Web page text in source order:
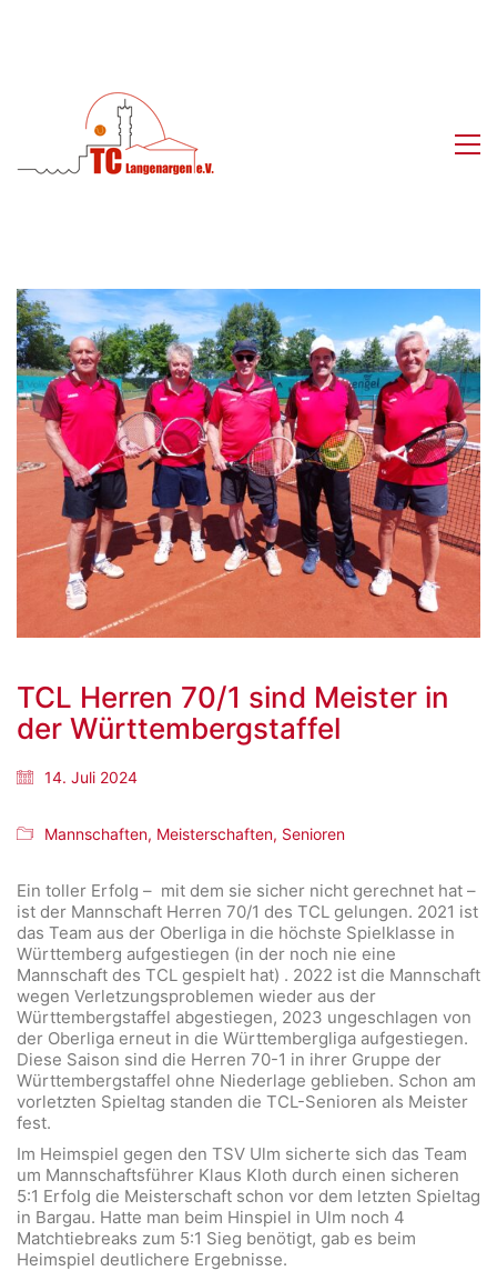
TCL Herren 70/1 sind Meister in
der Württembergstaffel
14. Juli 2024
Mannschaften, Meisterschaften, Senioren
Ein toller Erfolg – mit dem sie sicher nicht gerechnet hat –
ist der Mannschaft Herren 70/1 des TCL gelungen. 2021 ist
das Team aus der Oberliga in die höchste Spielklasse in
Württemberg aufgestiegen (in der noch nie eine
Mannschaft des TCL gespielt hat) . 2022 ist die Mannschaft
wegen Verletzungsproblemen wieder aus der
Württembergstaffel abgestiegen, 2023 ungeschlagen von
der Oberliga erneut in die Württembergliga aufgestiegen.
Diese Saison sind die Herren 70-1 in ihrer Gruppe der
Württembergstaffel ohne Niederlage geblieben. Schon am
vorletzten Spieltag standen die TCL-Senioren als Meister
fest.
Im Heimspiel gegen den TSV Ulm sicherte sich das Team
um Mannschaftsführer Klaus Kloth durch einen sicheren
5:1 Erfolg die Meisterschaft schon vor dem letzten Spieltag
in Bargau. Hatte man beim Hinspiel in Ulm noch 4
Matchtiebreaks zum 5:1 Sieg benötigt, gab es beim
Heimspiel deutlichere Ergebnisse.